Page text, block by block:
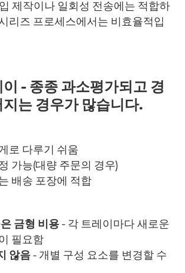
제작이나 일회성 전송에는 적합하
리즈 프로세스에서는 비효율적입
- 종종 과소평가되고 경
는 경우가 많습니다.
로 다루기 쉬움
가능(대량 주문의 경우)
배송 포장에 적합
금형 비용 - 각 트레이마다 새로운
필요함
않음 - 개별 구성 요소를 변경할 수